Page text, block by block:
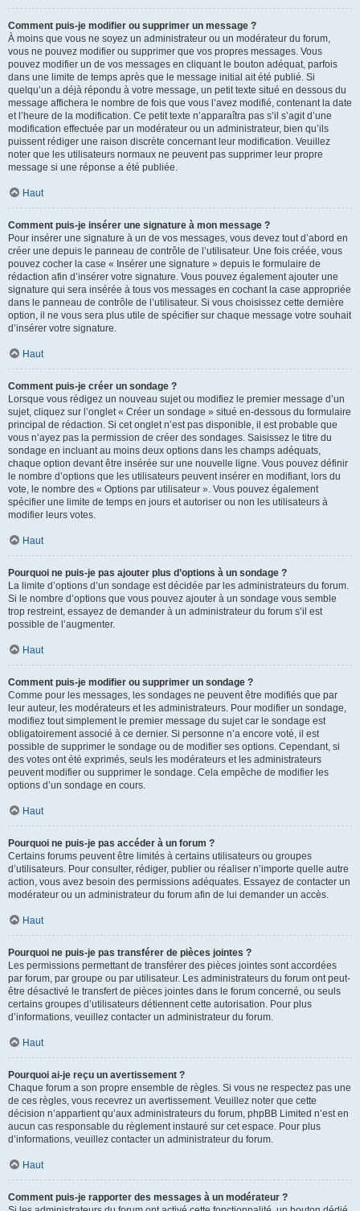
Comment puis-je modifier ou supprimer un message ?
À moins que vous ne soyez un administrateur ou un modérateur du forum,
vous ne pouvez modifier ou supprimer que vos propres messages. Vous
pouvez modifier un de vos messages en cliquant le bouton adéquat, parfois
dans une limite de temps après que le message initial ait été publié. Si
quelqu’un a déjà répondu à votre message, un petit texte situé en dessous du
message affichera le nombre de fois que vous l’avez modifié, contenant la date
et l’heure de la modification. Ce petit texte n’apparaîtra pas s’il s’agit d’une
modification effectuée par un modérateur ou un administrateur, bien qu’ils
puissent rédiger une raison discrète concernant leur modification. Veuillez
noter que les utilisateurs normaux ne peuvent pas supprimer leur propre
message si une réponse a été publiée.
Haut
Comment puis-je insérer une signature à mon message ?
Pour insérer une signature à un de vos messages, vous devez tout d’abord en
créer une depuis le panneau de contrôle de l’utilisateur. Une fois créée, vous
pouvez cocher la case « Insérer une signature » depuis le formulaire de
rédaction afin d’insérer votre signature. Vous pouvez également ajouter une
signature qui sera insérée à tous vos messages en cochant la case appropriée
dans le panneau de contrôle de l’utilisateur. Si vous choisissez cette dernière
option, il ne vous sera plus utile de spécifier sur chaque message votre souhait
d’insérer votre signature.
Haut
Comment puis-je créer un sondage ?
Lorsque vous rédigez un nouveau sujet ou modifiez le premier message d’un
sujet, cliquez sur l’onglet « Créer un sondage » situé en-dessous du formulaire
principal de rédaction. Si cet onglet n’est pas disponible, il est probable que
vous n’ayez pas la permission de créer des sondages. Saisissez le titre du
sondage en incluant au moins deux options dans les champs adéquats,
chaque option devant être insérée sur une nouvelle ligne. Vous pouvez définir
le nombre d’options que les utilisateurs peuvent insérer en modifiant, lors du
vote, le nombre des « Options par utilisateur ». Vous pouvez également
spécifier une limite de temps en jours et autoriser ou non les utilisateurs à
modifier leurs votes.
Haut
Pourquoi ne puis-je pas ajouter plus d’options à un sondage ?
La limite d’options d’un sondage est décidée par les administrateurs du forum.
Si le nombre d’options que vous pouvez ajouter à un sondage vous semble
trop restreint, essayez de demander à un administrateur du forum s’il est
possible de l’augmenter.
Haut
Comment puis-je modifier ou supprimer un sondage ?
Comme pour les messages, les sondages ne peuvent être modifiés que par
leur auteur, les modérateurs et les administrateurs. Pour modifier un sondage,
modifiez tout simplement le premier message du sujet car le sondage est
obligatoirement associé à ce dernier. Si personne n’a encore voté, il est
possible de supprimer le sondage ou de modifier ses options. Cependant, si
des votes ont été exprimés, seuls les modérateurs et les administrateurs
peuvent modifier ou supprimer le sondage. Cela empêche de modifier les
options d’un sondage en cours.
Haut
Pourquoi ne puis-je pas accéder à un forum ?
Certains forums peuvent être limités à certains utilisateurs ou groupes
d’utilisateurs. Pour consulter, rédiger, publier ou réaliser n’importe quelle autre
action, vous avez besoin des permissions adéquates. Essayez de contacter un
modérateur ou un administrateur du forum afin de lui demander un accès.
Haut
Pourquoi ne puis-je pas transférer de pièces jointes ?
Les permissions permettant de transférer des pièces jointes sont accordées
par forum, par groupe ou par utilisateur. Les administrateurs du forum ont peut-
être désactivé le transfert de pièces jointes dans le forum concerné, ou seuls
certains groupes d’utilisateurs détiennent cette autorisation. Pour plus
d’informations, veuillez contacter un administrateur du forum.
Haut
Pourquoi ai-je reçu un avertissement ?
Chaque forum a son propre ensemble de règles. Si vous ne respectez pas une
de ces règles, vous recevrez un avertissement. Veuillez noter que cette
décision n’appartient qu’aux administrateurs du forum, phpBB Limited n’est en
aucun cas responsable du règlement instauré sur cet espace. Pour plus
d’informations, veuillez contacter un administrateur du forum.
Haut
Comment puis-je rapporter des messages à un modérateur ?